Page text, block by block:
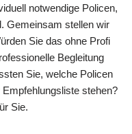
notwendige Policen,
Gemeinsam stellen wir
Sie das ohne Profi
Begleitung
Sie, welche Policen
stehen?
Sie.